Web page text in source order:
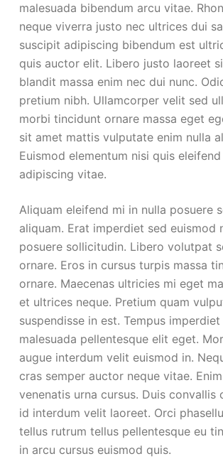
malesuada bibendum arcu vitae.
neque viverra justo nec ultrices dui
suscipit adipiscing bibendum est
quis auctor elit. Libero justo laoreet
blandit massa enim nec dui nunc.
pretium nibh. Ullamcorper velit sed
morbi tincidunt ornare massa eget
sit amet mattis vulputate enim nulla
Euismod elementum nisi quis
adipiscing vitae.
Aliquam eleifend mi in nulla posuere
aliquam. Erat imperdiet sed euismod
posuere sollicitudin. Libero volutpat
ornare. Eros in cursus turpis massa
ornare. Maecenas ultricies mi eget
et ultrices neque. Pretium quam
suspendisse in est. Tempus imperdiet
malesuada pellentesque elit eget.
augue interdum velit euismod in.
cras semper auctor neque vitae.
venenatis urna cursus. Duis convallis
id interdum velit laoreet. Orci
tellus rutrum tellus pellentesque eu
in arcu cursus euismod quis.